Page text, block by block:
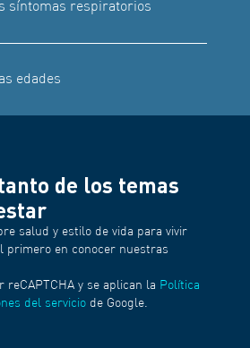
síntomas respiratorios
edades
de los temas
salud y estilo de vida para vivir
primero en conocer nuestras
y se aplican la Política
del servicio de Google.